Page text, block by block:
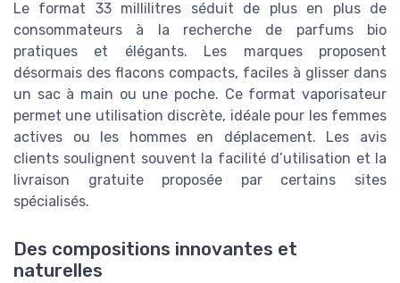
Le format 33 millilitres séduit de plus en plus de
consommateurs à la recherche de parfums bio
pratiques et élégants. Les marques proposent
désormais des flacons compacts, faciles à glisser dans
un sac à main ou une poche. Ce format vaporisateur
permet une utilisation discrète, idéale pour les femmes
actives ou les hommes en déplacement. Les avis
clients soulignent souvent la facilité d’utilisation et la
livraison gratuite proposée par certains sites
spécialisés.
Des compositions innovantes et
naturelles